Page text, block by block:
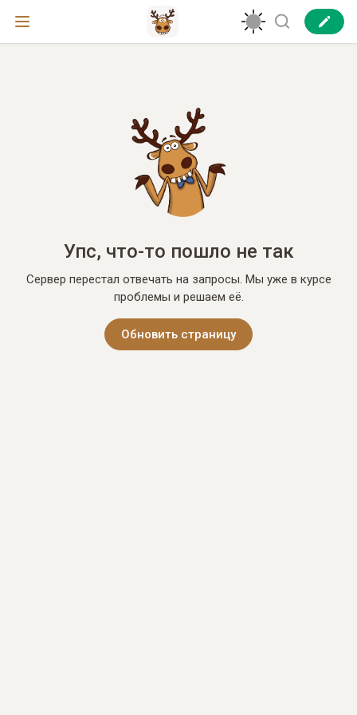
Упс, что-то пошло не так
Сервер перестал отвечать на запросы. Мы уже в курсе
проблемы и решаем её.
Обновить страницу